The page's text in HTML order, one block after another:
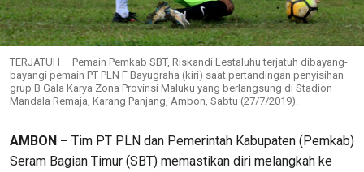
TERJATUH – Pemain Pemkab SBT, Riskandi Lestaluhu terjatuh dibayang-
bayangi pemain PT PLN F Bayugraha (kiri) saat pertandingan penyisihan
grup B Gala Karya Zona Provinsi Maluku yang berlangsung di Stadion
Mandala Remaja, Karang Panjang, Ambon, Sabtu (27/7/2019).
AMBON – Tim PT PLN dan Pemerintah Kabupaten (Pemkab)
Seram Bagian Timur (SBT) memastikan diri melangkah ke